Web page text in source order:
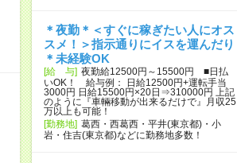
＊夜勤＊＜すぐに稼ぎたい人にオス
スメ！＞指示通りにイスを運んだり
＊未経験OK
[給 与] 夜勤給12500円～15500円 ■日払
いOK！ 給与例： 日給12500円+運転手当
3000円 日給15500円×20日⇒310000円 上記
のように『車輛移動が出来るだけで』月収25
万以上も可能！
[勤務地] 葛西・西葛西・平井(東京都)・小
岩・住吉(東京都)などに勤務地多数！